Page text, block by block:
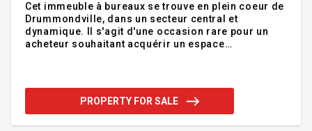
Cet immeuble à bureaux se trouve en plein coeur de
Drummondville, dans un secteur central et
dynamique. Il s'agit d'une occasion rare pour un
acheteur souhaitant acquérir un espace
des bureaux à aire ouverte, des espaces fermés ou
des salles de réunion. Bien entretenu, il comprend
PROPERTY FOR SALE